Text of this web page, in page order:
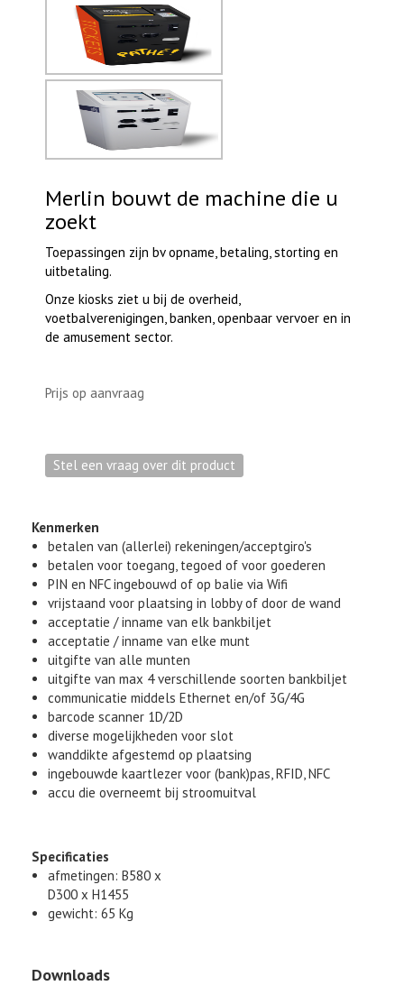
Merlin bouwt de machine die u
zoekt
Toepassingen zijn bv opname, betaling, storting en
uitbetaling.
Onze kiosks ziet u bij de overheid,
voetbalverenigingen, banken, openbaar vervoer en in
de amusement sector.
Prijs op aanvraag
Kenmerken
betalen van (allerlei) rekeningen/acceptgiro's
betalen voor toegang, tegoed of voor goederen
PIN en NFC ingebouwd of op balie via Wifi
vrijstaand voor plaatsing in lobby of door de wand
acceptatie / inname van elk bankbiljet
acceptatie / inname van elke munt
uitgifte van alle munten
uitgifte van max 4 verschillende soorten bankbiljet
communicatie middels Ethernet en/of 3G/4G
barcode scanner 1D/2D
diverse mogelijkheden voor slot
wanddikte afgestemd op plaatsing
ingebouwde kaartlezer voor (bank)pas, RFID, NFC
accu die overneemt bij stroomuitval
Specificaties
afmetingen: B580 x
D300 x H1455
gewicht: 65 Kg
Downloads